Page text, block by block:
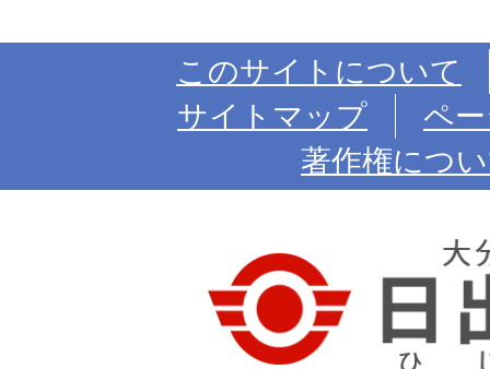
このサイトについて
サイトマップ
ペ
著作権につ